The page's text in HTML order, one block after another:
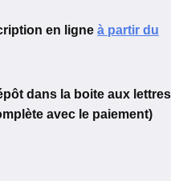
en ligne à partir du
dans la boite aux lettres
avec le paiement)